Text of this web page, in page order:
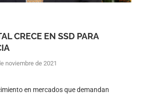
CRECE EN SSD PARA
noviembre de 2021
en mercados que demandan